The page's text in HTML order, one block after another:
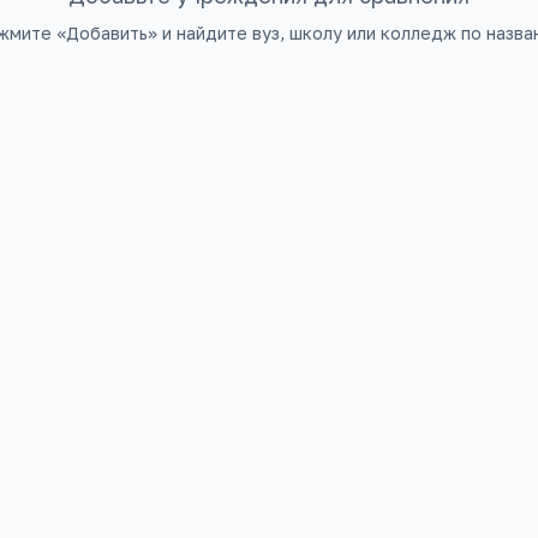
«Добавить» и найдите вуз, школу или колледж по